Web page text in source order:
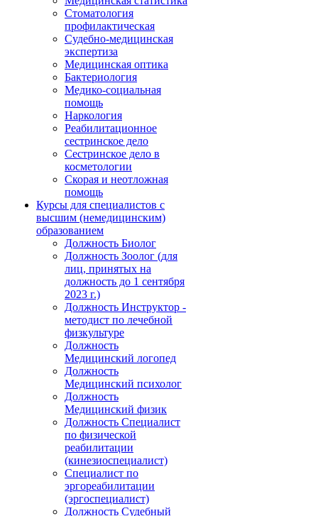
Стоматология
профилактическая
Судебно-медицинская
экспертиза
Медицинская оптика
Бактериология
Медико-социальная
помощь
Наркология
Реабилитационное
сестринское дело
Сестринское дело в
косметологии
Скорая и неотложная
помощь
Курсы для специалистов с
высшим (немедицинским)
образованием
Должность Биолог
Должность Зоолог (для
лиц, принятых на
должность до 1 сентября
2023 г.)
Должность Инструктор -
методист по лечебной
физкультуре
Должность
Медицинский логопед
Должность
Медицинский психолог
Должность
Медицинский физик
Должность Специалист
по физической
реабилитации
(кинезиоспециалист)
Специалист по
эргореабилитации
(эргоспециалист)
Должность Судебный